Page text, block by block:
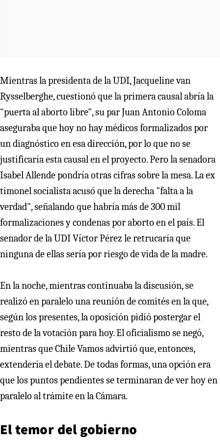
Mientras la presidenta de la UDI, Jacqueline van
Rysselberghe, cuestionó que la primera causal abría la
"puerta al aborto libre", su par Juan Antonio Coloma
aseguraba que hoy no hay médicos formalizados por
un diagnóstico en esa dirección, por lo que no se
justificaría esta causal en el proyecto. Pero la senadora
Isabel Allende pondría otras cifras sobre la mesa. La ex
timonel socialista acusó que la derecha "falta a la
verdad", señalando que habría más de 300 mil
formalizaciones y condenas por aborto en el país. El
senador de la UDI Víctor Pérez le retrucaría que
ninguna de ellas sería por riesgo de vida de la madre.
En la noche, mientras continuaba la discusión, se
realizó en paralelo una reunión de comités en la que,
según los presentes, la oposición pidió postergar el
resto de la votación para hoy. El oficialismo se negó,
mientras que Chile Vamos advirtió que, entonces,
extendería el debate. De todas formas, una opción era
que los puntos pendientes se terminaran de ver hoy en
paralelo al trámite en la Cámara.
El temor del gobierno